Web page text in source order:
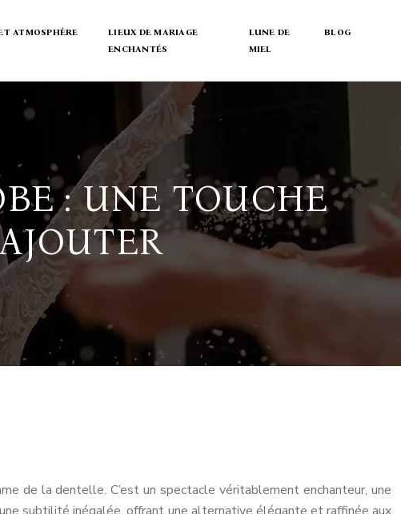
ATMOSPHÈRE
LIEUX DE MARIAGE
ENCHANTÉS
LUNE DE
MIEL
BLOG
: UNE TOUCHE
de la dentelle. C’est un spectacle véritablement enchanteur, une